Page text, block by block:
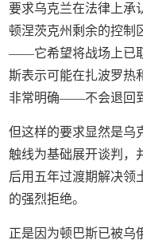
要求乌克兰在法律上承
顿涅茨克州剩余的控制
——它希望将战场上已
斯表示可能在扎波罗热
非常明确——不会退回
但这样的要求显然是乌
触线为基础展开谈判，
后用五年过渡期解决领
的强烈拒绝。
正是因为顿巴斯已被乌